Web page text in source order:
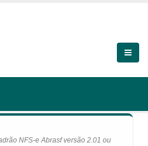
NFS-e Abrasf versão 2.01 ou